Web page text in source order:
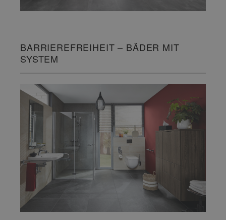
BARRIEREFREIHEIT – BÄDER MIT
SYSTEM